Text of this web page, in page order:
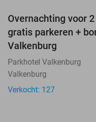
Overnachting voor
gratis parkeren +
Valkenburg
Parkhotel Valkenburg
Valkenburg
Verkocht: 127